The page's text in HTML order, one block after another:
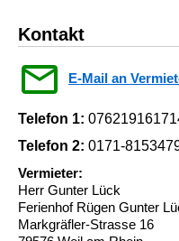
Kontakt
E-Mail an
Telefon 1:
Telefon 2: 0171-
Vermieter:
Herr Gunter Lück
Ferienhof Rügen Gunter
Markgräfler-Strasse 16